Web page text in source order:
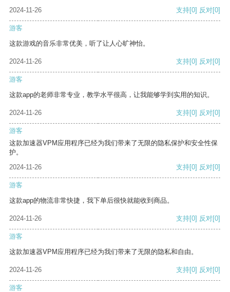
2024-11-26
支持[0] 反对[0]
游客
这款游戏的音乐非常优美，听了让人心旷神怡。
2024-11-26 支持[0] 反对[0]
游客
这款app的老师非常专业，教学水平很高，让我能够学到实用的知识。
2024-11-26 支持[0] 反对[0]
游客
这款加速器VPM应用程序已经为我们带来了无限的隐私保护和安全性保
护。
2024-11-26
支持[0] 反对[0]
游客
这款app的物流非常快捷，我下单后很快就能收到商品。
2024-11-26 支持[0] 反对[0]
游客
这款加速器VPM应用程序已经为我们带来了无限的隐私和自由。
2024-11-26 支持[0] 反对[0]
游客